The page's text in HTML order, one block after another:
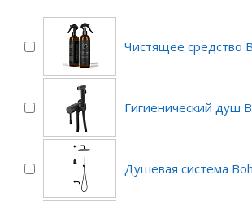
Чистящее средство
Гигиенический душ
Душевая система